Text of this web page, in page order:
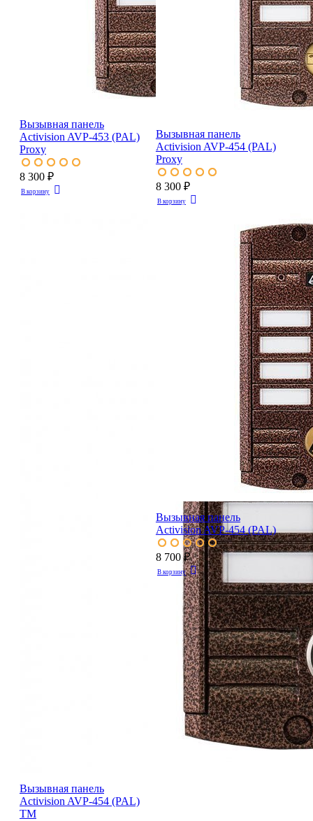
Вызывная панель
Activision AVP-453 (PAL)
Proxy
8 300 ₽
В корзину
Вызывная панель
Activision AVP-454 (PAL)
Proxy
8 300 ₽
В корзину
Вызывная панель
Activision AVP-454 (PAL)
TM
Вызывная панель
Activision AVP-454 (PAL)
8 700 ₽
В корзину